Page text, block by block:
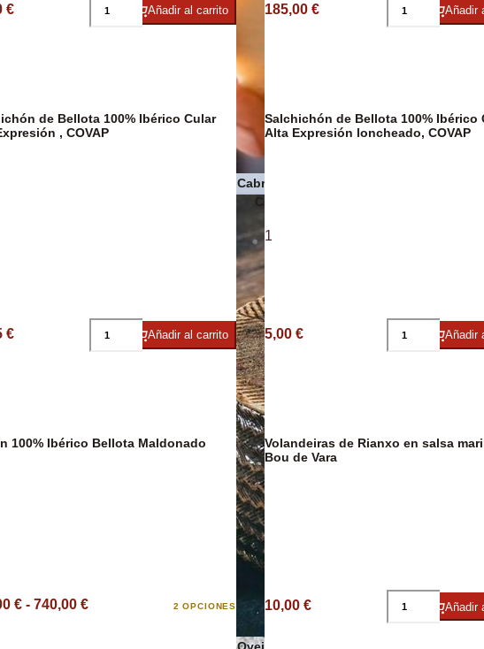
AOVE Premium Quesos de Cabra
Conservas de pescado y marisco
€ Añadir al carrito 185,00 € Añadir
de Bellota 100% Ibérico Cular
, COVAP
€ Añadir al carrito
Salchichón de Bellota 100% Ibérico
Alta Expresión loncheado, COVAP
1
5,00 € Añadir
100% Ibérico Bellota Maldonado
€ - 740,00 € 2 OPCIONES
Volandeiras de Rianxo en salsa marinera,
Bou de Vara
10,00 € Añadir